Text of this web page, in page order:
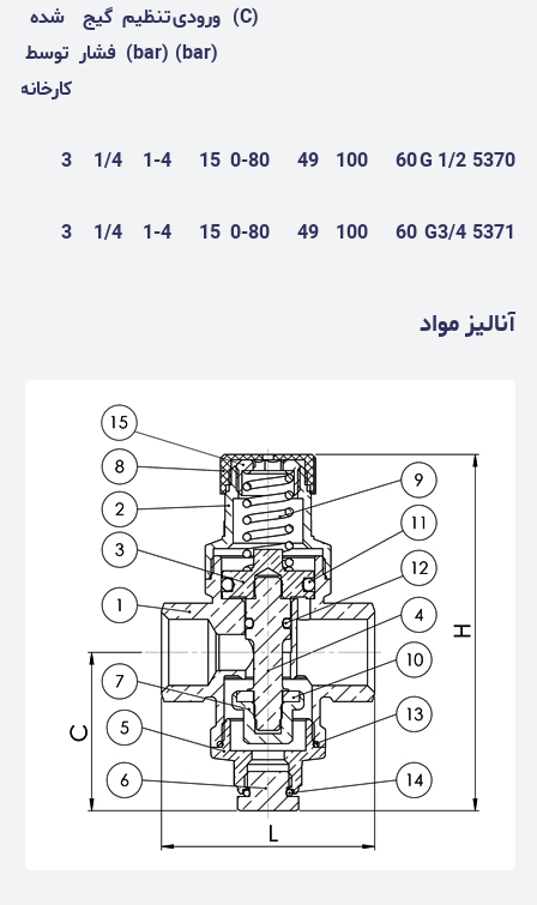
(C)
ورودی
(bar)
تنظیم
(bar)
گیج
فشار
شده
توسط
کارخانه(bar)
5370
G 1/2
60
100
49
0-80
15
1-4
1/4
3
5371
G3/4
60
100
49
0-80
15
1-4
1/4
3
آنالیز مواد